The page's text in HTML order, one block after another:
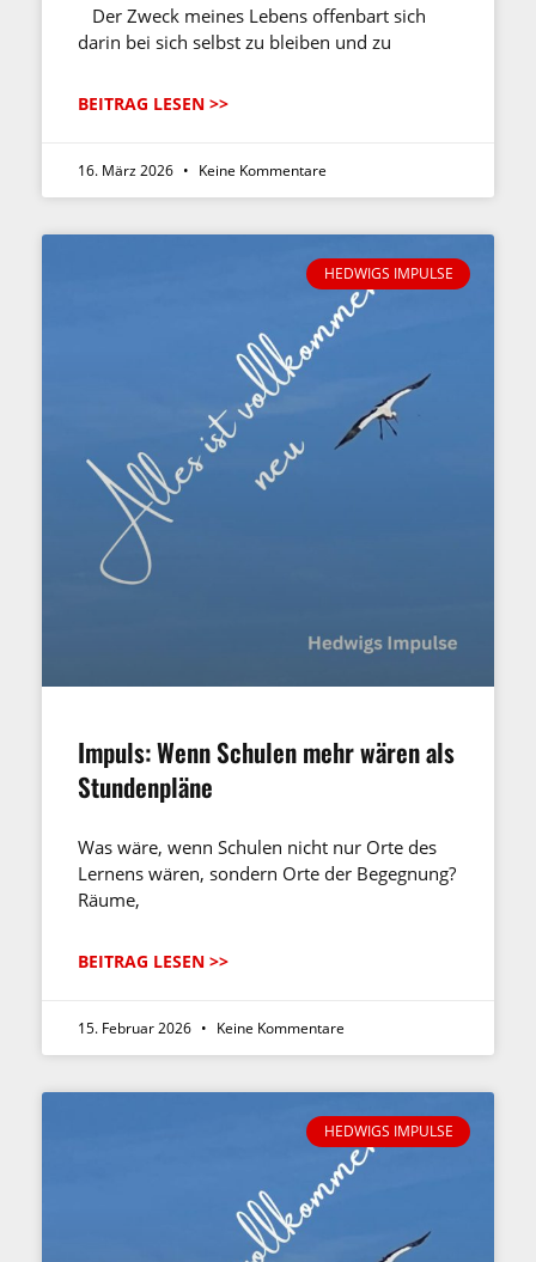
Der Zweck meines Lebens offenbart sich
darin bei sich selbst zu bleiben und zu
BEITRAG LESEN >>
16. März 2026 Keine Kommentare
HEDWIGS IMPULSE
Impuls: Wenn Schulen mehr wären als
Stundenpläne
Was wäre, wenn Schulen nicht nur Orte des
Lernens wären, sondern Orte der Begegnung?
Räume,
BEITRAG LESEN >>
15. Februar 2026 Keine Kommentare
HEDWIGS IMPULSE